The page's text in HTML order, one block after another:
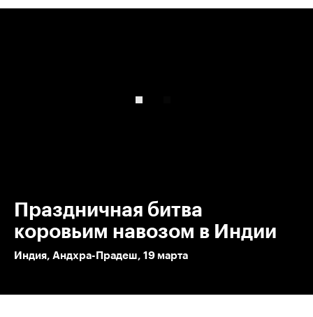
Праздничная битва
коровьим навозом в Индии
Индия, Андхра-Прадеш, 19 марта